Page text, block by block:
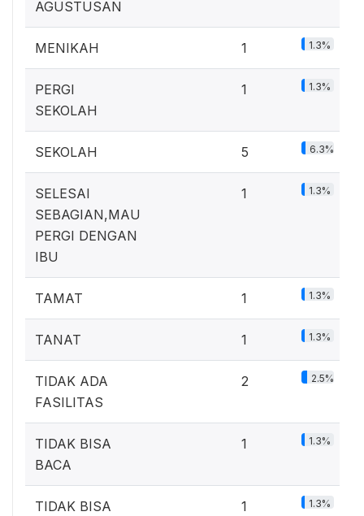
AGUSTUSAN
MENIKAH 1 1.3%
PERGI
SEKOLAH
1 1.3%
SEKOLAH 5 6.3%
SELESAI
SEBAGIAN,MAU
PERGI DENGAN
IBU
1 1.3%
TAMAT 1 1.3%
TANAT 1 1.3%
TIDAK ADA
FASILITAS
2 2.5%
TIDAK BISA
BACA
1 1.3%
TIDAK BISA
1 1.3%